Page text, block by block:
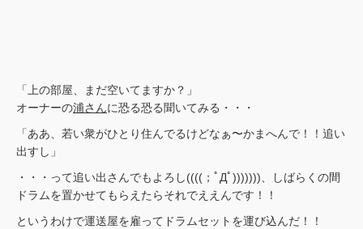
「上の部屋、まだ空いてますか？」
オーナーの浦さんに恐る恐る聞いてみる・・・
「ああ、若い衆がひとり住んでるけどなぁ〜かまへんで！！追い
出すし」
・・・って追い出さんでもよろし((((；ﾟДﾟ)))))))、しばらくの間
ドラムを置かせてもらえたらそれでええんです！！
というわけで運送屋を雇ってドラムセットを運び込んだ！！